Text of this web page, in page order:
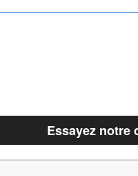
Essayez notre